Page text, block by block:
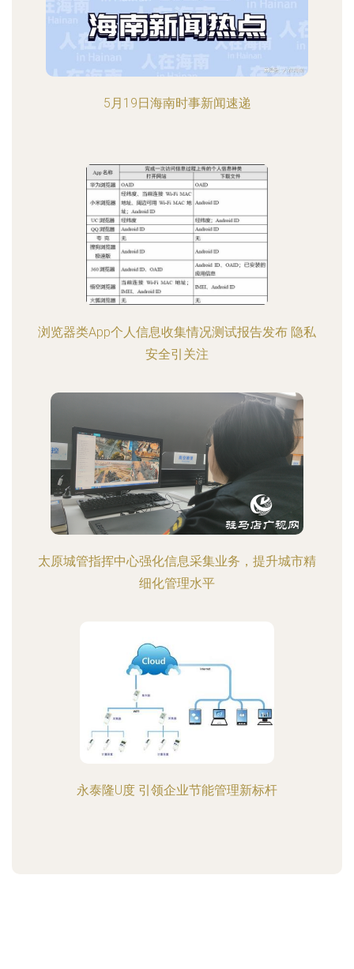
5月19日海南时事新闻速递
浏览器类App个人信息收集情况测试报告发布 隐私
安全引关注
太原城管指挥中心强化信息采集业务，提升城市精
细化管理水平
永泰隆U度 引领企业节能管理新标杆